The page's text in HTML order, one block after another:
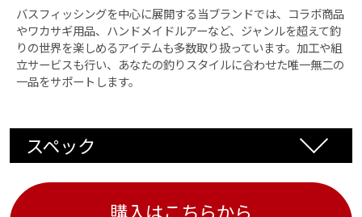
バスフィッシングを中心に展開する当ブランドでは、コラボ商品
やワカサギ用品、ハンドメイドルアーなど、ジャンルを超えて釣
りの世界を楽しめるアイテムも多数取り扱っています。加工や組
立サービスも行い、あなたの釣りスタイルに合わせた唯一無二の
一品をサポートします。
スペック
購入はこちらから